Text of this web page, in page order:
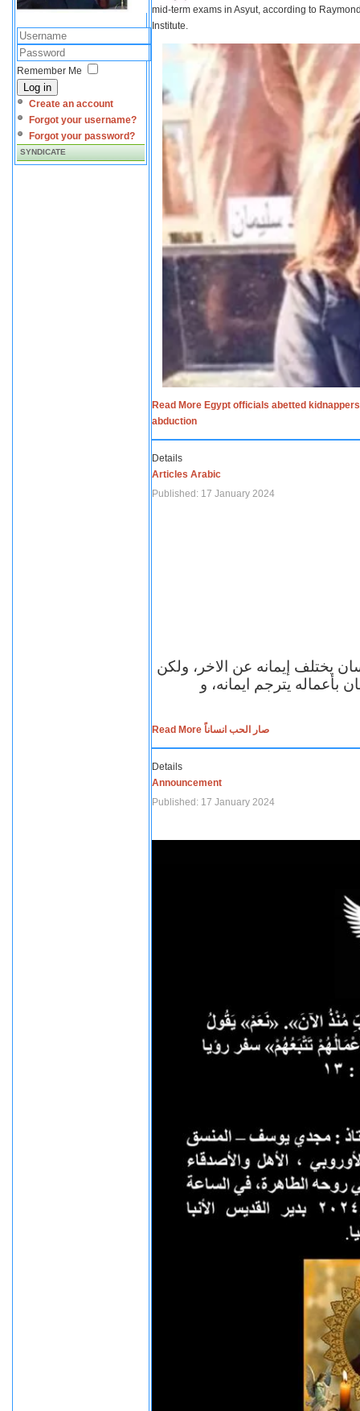
Remember Me
Log in
Create an account
Forgot your username?
Forgot your password?
SYNDICATE
mid-term exams in Asyut, according to
Institute.
Read More Egypt officials abetted
abduction
Details
Articles Arabic
Published: 17 January 2024
يختلف إيمانه عن الاخر، ولكن
بأعماله يترجم ايمانه، و
Read More صار الحب انساناً
Details
Announcement
Published: 17 January 2024